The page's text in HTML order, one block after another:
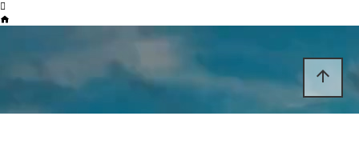
arrow_upward